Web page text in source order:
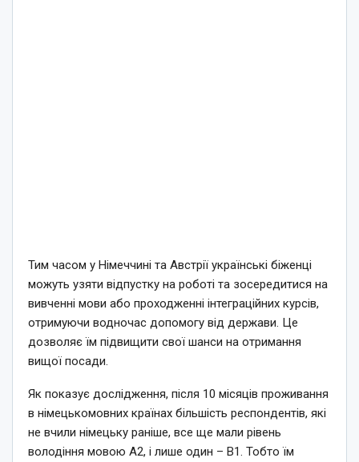
Тим часом у Німеччині та Австрії українські біженці
можуть узяти відпустку на роботі та зосередитися на
вивченні мови або проходженні інтеграційних курсів,
отримуючи водночас допомогу від держави. Це
дозволяє їм підвищити свої шанси на отримання
вищої посади.
Як показує дослідження, після 10 місяців проживання
в німецькомовних країнах більшість респондентів, які
не вчили німецьку раніше, все ще мали рівень
володіння мовою А2, і лише один – В1. Тобто їм